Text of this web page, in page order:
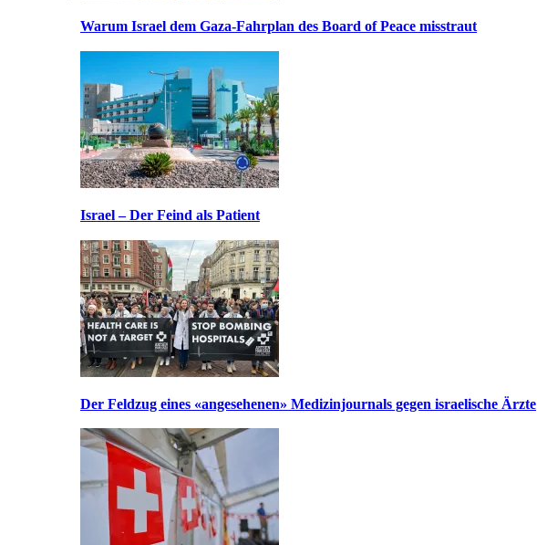
Warum Israel dem Gaza-Fahrplan des Board of Peace misstraut
Israel – Der Feind als Patient
Der Feldzug eines «angesehenen» Medizinjournals gegen israelische Ärzte